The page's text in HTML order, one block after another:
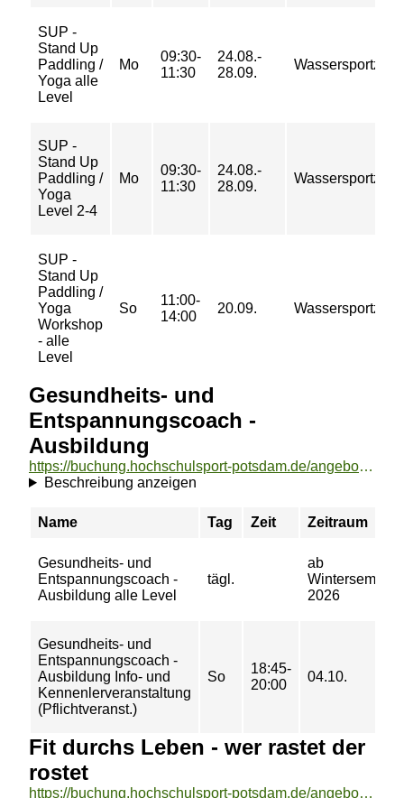
SUP -
Stand Up
Paddling /
Yoga alle
Level
Mo
09:30-
11:30
24.08.-
28.09.
SUP -
Stand Up
Paddling /
Yoga
Level 2-4
Mo
09:30-
11:30
24.08.-
28.09.
SUP -
Stand Up
Paddling /
Yoga
Workshop
- alle
Level
So
11:00-
14:00
20.09.
Gesundheits- und
Entspannungscoach -
Ausbildung
https://buchung.hochschulsport-potsdam.de/angebote/aktueller_zeitraum/_Gesundheits-_und_Entspannungscoach_-_Ausbildung.html
Beschreibung anzeigen
Name Tag Zeit Zeitraum
Gesundheits- und
Entspannungscoach -
Ausbildung alle Level
tägl.
ab
2026
Gesundheits- und
Entspannungscoach -
Ausbildung Info- und
Kennenlerveranstaltung
(Pflichtveranst.)
So
18:45-
20:00
04.10.
Fit durchs Leben - wer rastet der
rostet
https://buchung.hochschulsport-potsdam.de/angebote/aktueller_zeitraum/_Fit_durchs_Leben_-_wer_rastet_der_rostet.html